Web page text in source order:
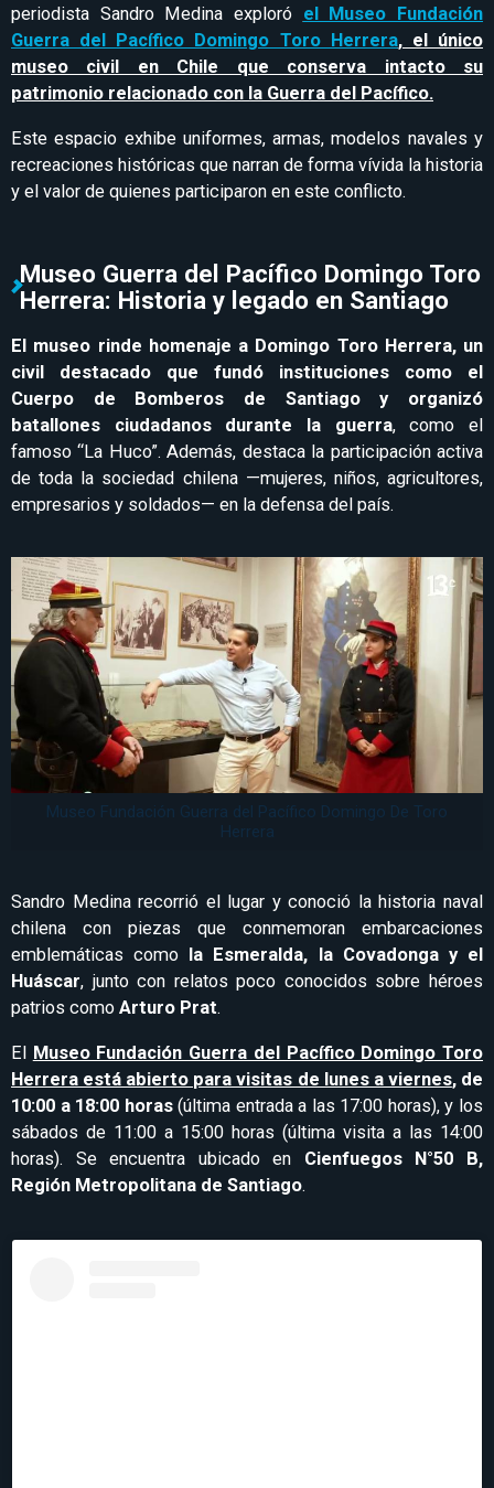
periodista Sandro Medina exploró el Museo Fundación
Guerra del Pacífico Domingo Toro Herrera, el único
museo civil en Chile que conserva intacto su
patrimonio relacionado con la Guerra del Pacífico.
Este espacio exhibe uniformes, armas, modelos navales y
recreaciones históricas que narran de forma vívida la historia
y el valor de quienes participaron en este conflicto.
Museo Guerra del Pacífico Domingo Toro
Herrera: Historia y legado en Santiago
El museo rinde homenaje a Domingo Toro Herrera, un
civil destacado que fundó instituciones como el
Cuerpo de Bomberos de Santiago y organizó
batallones ciudadanos durante la guerra, como el
famoso “La Huco”. Además, destaca la participación activa
de toda la sociedad chilena —mujeres, niños, agricultores,
empresarios y soldados— en la defensa del país.
Museo Fundación Guerra del Pacífico Domingo De Toro
Herrera
Sandro Medina recorrió el lugar y conoció la historia naval
chilena con piezas que conmemoran embarcaciones
emblemáticas como
la Esmeralda, la Covadonga y el
Huáscar, junto con relatos poco conocidos sobre héroes
patrios como Arturo Prat.
El Museo Fundación Guerra del Pacífico Domingo Toro
Herrera está abierto para visitas de lunes a viernes, de
10:00 a 18:00 horas(última entrada a las 17:00 horas), y los
sábados de 11:00 a 15:00 horas (última visita a las 14:00
horas). Se encuentra ubicado en Cienfuegos N°50 B,
Región Metropolitana de Santiago.